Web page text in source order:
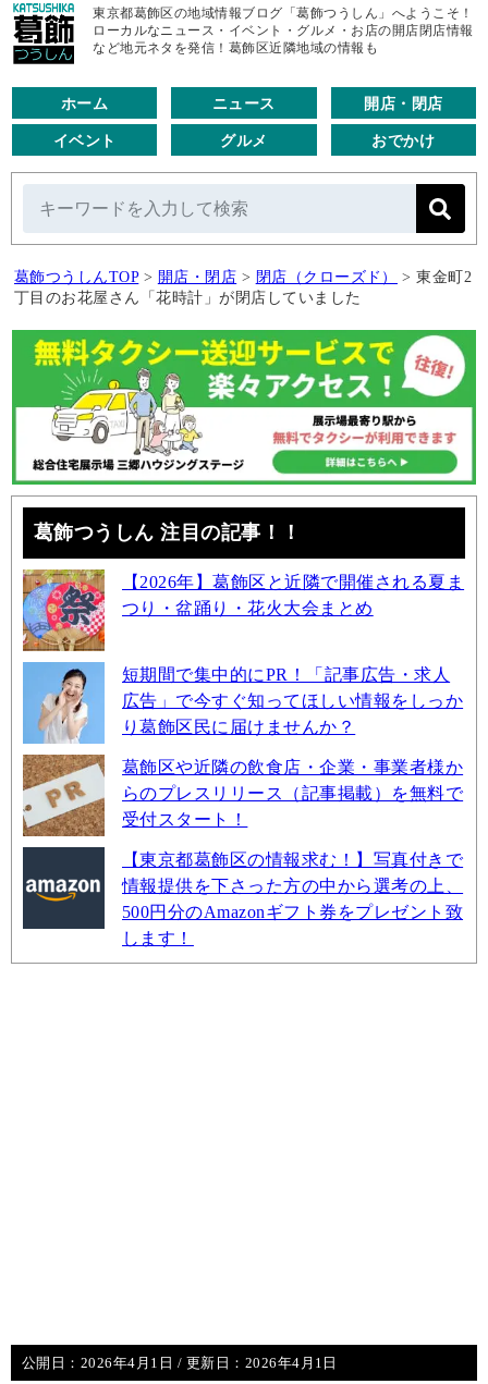
東京都葛飾区の地域情報ブログ「葛飾つうしん」へようこそ！
ローカルなニュース・イベント・グルメ・お店の開店閉店情報
など地元ネタを発信！葛飾区近隣地域の情報も
ホーム ニュース 開店・閉店
イベント グルメ おでかけ
葛飾つうしんTOP > 開店・閉店 > 閉店（クローズド） > 東金町2
丁目のお花屋さん「花時計」が閉店していました
葛飾つうしん 注目の記事！！
【2026年】葛飾区と近隣で開催される夏ま
つり・盆踊り・花火大会まとめ
短期間で集中的にPR！「記事広告・求人
広告」で今すぐ知ってほしい情報をしっか
り葛飾区民に届けませんか？
葛飾区や近隣の飲食店・企業・事業者様か
らのプレスリリース（記事掲載）を無料で
受付スタート！
【東京都葛飾区の情報求む！】写真付きで
情報提供を下さった方の中から選考の上、
500円分のAmazonギフト券をプレゼント致
します！
公開日： 2026年4月1日 / 更新日： 2026年4月1日